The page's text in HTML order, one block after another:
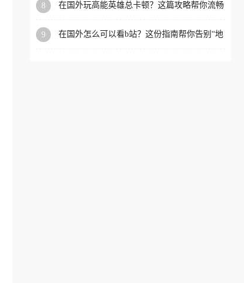
8
在国外玩高能英雄总卡顿？这篇攻略帮你流畅
9
在国外怎么可以看b站？这份指南帮你告别“地